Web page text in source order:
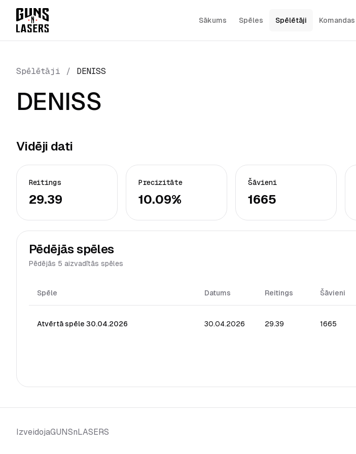
Sākums Spēles Spēlētāji Komandas
Spēlētāji / DENISS
DENISS
Vidēji dati
Reitings
29.39
Precizitāte
10.09%
Šāvieni
1665
Pēdējās spēles
Pēdējās 5 aizvadītās spēles
Spēle Datums Reitings Šāvieni
Atvērtā spēle 30.04.2026 30.04.2026 29.39 1665
IzveidojaGUNSnLASERS